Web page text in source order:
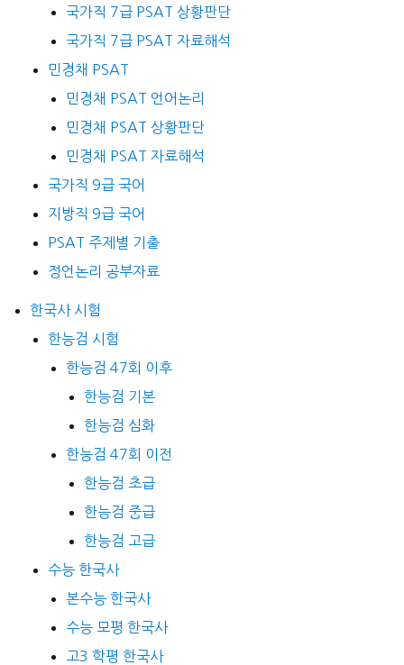
국가직 7급 PSAT 상황판단
국가직 7급 PSAT 자료해석
민경채 PSAT
민경채 PSAT 언어논리
민경채 PSAT 상황판단
민경채 PSAT 자료해석
국가직 9급 국어
지방직 9급 국어
PSAT 주제별 기출
정언논리 공부자료
한국사 시험
한능검 시험
한능검 47회 이후
한능검 기본
한능검 심화
한능검 47회 이전
한능검 초급
한능검 중급
한능검 고급
수능 한국사
본수능 한국사
수능 모평 한국사
고3 학평 한국사